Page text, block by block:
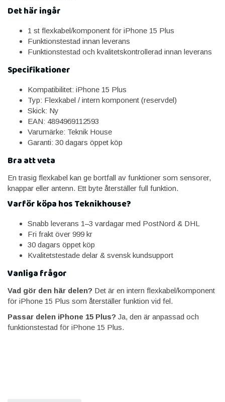
Det här ingår
1 st flexkabel/komponent för iPhone 15 Plus
Funktionstestad innan leverans
Funktionstestad och kvalitetskontrollerad innan leverans
Specifikationer
Kompatibilitet: iPhone 15 Plus
Typ: Flexkabel / intern komponent (reservdel)
Skick: Ny
EAN: 4894969112593
Varumärke: Teknik House
Garanti: 30 dagars öppet köp
Bra att veta
En trasig flexkabel kan ge bortfall av funktioner som sensorer,
knappar eller antenn. Ett byte återställer full funktion.
Varför köpa hos Teknikhouse?
Snabb leverans 1–3 vardagar med PostNord & DHL
Fri frakt över 999 kr
30 dagars öppet köp
Kvalitetstestade delar & svensk kundsupport
Vanliga frågor
Vad gör den här delen? Det är en intern flexkabel/komponent
för iPhone 15 Plus som återställer funktion vid fel.
Passar delen iPhone 15 Plus? Ja, den är anpassad och
funktionstestad för iPhone 15 Plus.